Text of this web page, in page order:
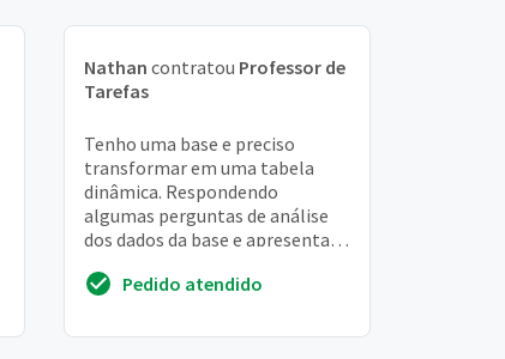
Nathan contratou Professor de
Tarefas
Tenho uma base e preciso
transformar em uma tabela
dinâmica. Respondendo
algumas perguntas de análise
dos dados da base e apresentar
e riscosPedido atendido